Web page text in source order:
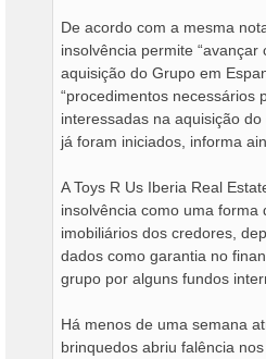
De acordo com a mesma
insolvência permite
aquisição do Grupo em
“procedimentos necessários
interessadas na aquisição
já foram iniciados, informa
A Toys R Us Iberia Real
insolvência como uma
imobiliários dos credores,
dados como garantia no
grupo por alguns fundos
Há menos de uma semana
brinquedos abriu falência